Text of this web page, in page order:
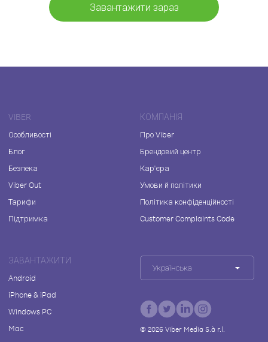
Завантажити зараз
VIBER
Особливості
Блог
Безпека
Viber Out
Тарифи
Підтримка
КОМПАНІЯ
Про Viber
Брендовий центр
Кар'єра
Умови й політики
Політика конфіденційності
Customer Complaints Code
ЗАВАНТАЖИТИ
Android
iPhone & iPad
Windows PC
Mac
Українська
© 2026Viber Media S.à r.l.